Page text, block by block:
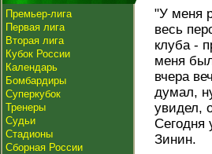
Премьер-лига
Первая лига
Вторая лига
Кубок России
Календарь
Бомбардиры
Суперкубок
Тренеры
Судьи
Стадионы
Сборная России
"У меня
весь
клуба -
меня
вчера
думал,
увидел,
Сегодня
Зинин.